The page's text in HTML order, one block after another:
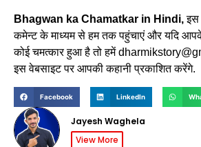
Bhagwan ka Chamatkar in Hindi,इस
कमेन्ट के माध्यम से हम तक पहुंचाएं और यदि
कोई चमत्कार हुआ है तो हमें
इस वेबसाइट पर आपकी कहानी प्रकाशित करेंगे.
Facebook LinkedIn
Jayesh Waghela
View More